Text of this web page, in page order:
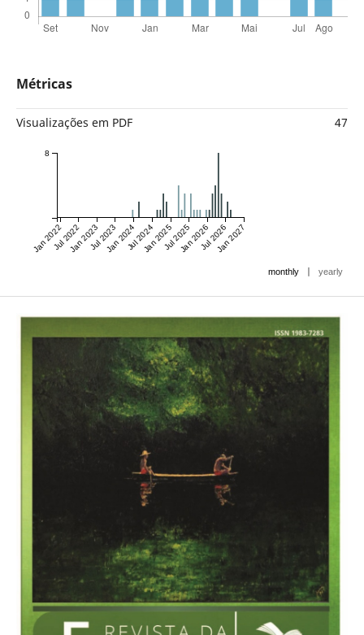
Métricas
Visualizações em PDF 47
Jan 2022Jul 2022Jan 2023Jul 2023Jan 2024Jul 2024Jan 2025Jul 2025Jan 2026Jul 2026Jan 2027
8
monthly | yearly